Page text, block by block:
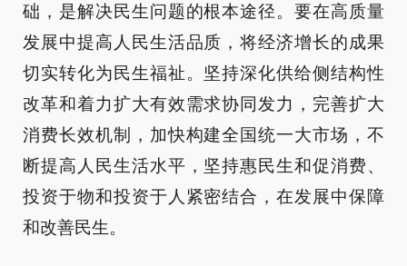
础，是解决民生问题的根本途径。要在高质量
发展中提高人民生活品质，将经济增长的成果
切实转化为民生福祉。坚持深化供给侧结构性
改革和着力扩大有效需求协同发力，完善扩大
消费长效机制，加快构建全国统一大市场，不
断提高人民生活水平，坚持惠民生和促消费、
投资于物和投资于人紧密结合，在发展中保障
和改善民生。